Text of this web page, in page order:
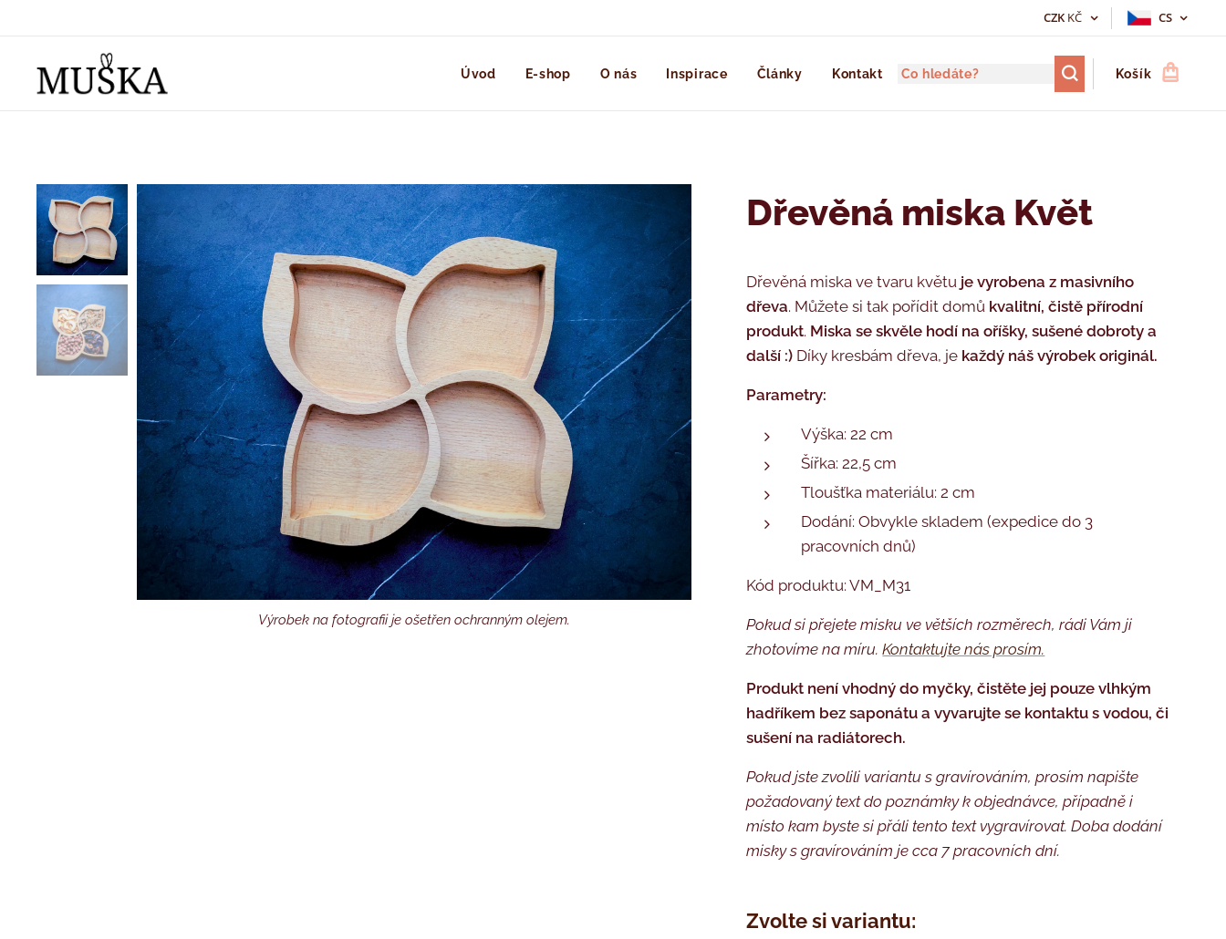
CZK KČ CS
Úvod E-shop O nás Inspirace Články Kontakt Košík
Dřevěná miska Květ
Výrobek na fotografii je ošetřen ochranným olejem.
Dřevěná miska ve tvaru květu je vyrobena z masivního
dřeva. Můžete si tak pořídit domů kvalitní, čistě přírodní
produkt. Miska se skvěle hodí na oříšky, sušené dobroty a
další :) Díky kresbám dřeva, je každý náš výrobek originál.
Parametry:
Výška: 22 cm
Šířka: 22,5 cm
Tloušťka materiálu: 2 cm
Dodání: Obvykle skladem (expedice do 3
pracovních dnů)
Kód produktu: VM_M31
Pokud si přejete misku ve větších rozměrech, rádi Vám ji
zhotovíme na míru.Kontaktujte nás prosím.
Produkt není vhodný do myčky, čistěte jej pouze vlhkým
hadříkem bez saponátu a vyvarujte se kontaktu s vodou, či
sušení na radiátorech.
Pokud jste zvolili variantu s gravírováním, prosím napište
požadovaný text do poznámky k objednávce, případně i
místo kam byste si přáli tento text vygravírovat. Doba dodání
misky s gravírováním je cca 7 pracovních dní.
Zvolte si variantu: